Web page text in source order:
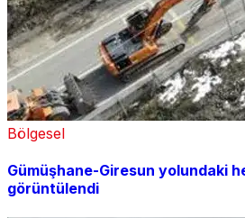
Bölgesel
Gümüşhane-Giresun yolundaki
görüntülendi